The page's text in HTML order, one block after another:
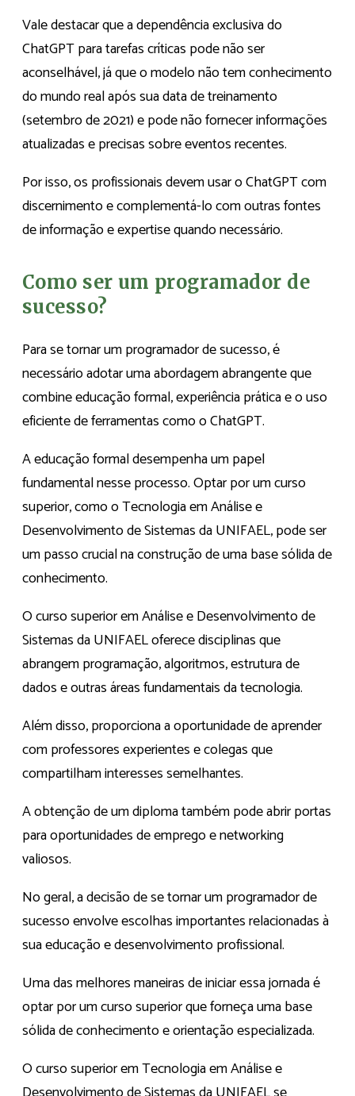
Vale destacar que a dependência exclusiva do
ChatGPT para tarefas críticas pode não ser
aconselhável, já que o modelo não tem conhecimento
do mundo real após sua data de treinamento
(setembro de 2021) e pode não fornecer informações
atualizadas e precisas sobre eventos recentes.
Por isso, os profissionais devem usar o ChatGPT com
discernimento e complementá-lo com outras fontes
de informação e expertise quando necessário.
Como ser um programador de
sucesso?
Para se tornar um programador de sucesso, é
necessário adotar uma abordagem abrangente que
combine educação formal, experiência prática e o uso
eficiente de ferramentas como o ChatGPT.
A educação formal desempenha um papel
fundamental nesse processo. Optar por um curso
superior, como o Tecnologia em Análise e
Desenvolvimento de Sistemas da UNIFAEL, pode ser
um passo crucial na construção de uma base sólida de
conhecimento.
O curso superior em Análise e Desenvolvimento de
Sistemas da UNIFAEL oferece disciplinas que
abrangem programação, algoritmos, estrutura de
dados e outras áreas fundamentais da tecnologia.
Além disso, proporciona a oportunidade de aprender
com professores experientes e colegas que
compartilham interesses semelhantes.
A obtenção de um diploma também pode abrir portas
para oportunidades de emprego e networking
valiosos.
No geral, a decisão de se tornar um programador de
sucesso envolve escolhas importantes relacionadas à
sua educação e desenvolvimento profissional.
Uma das melhores maneiras de iniciar essa jornada é
optar por um curso superior que forneça uma base
sólida de conhecimento e orientação especializada.
O curso superior em Tecnologia em Análise e